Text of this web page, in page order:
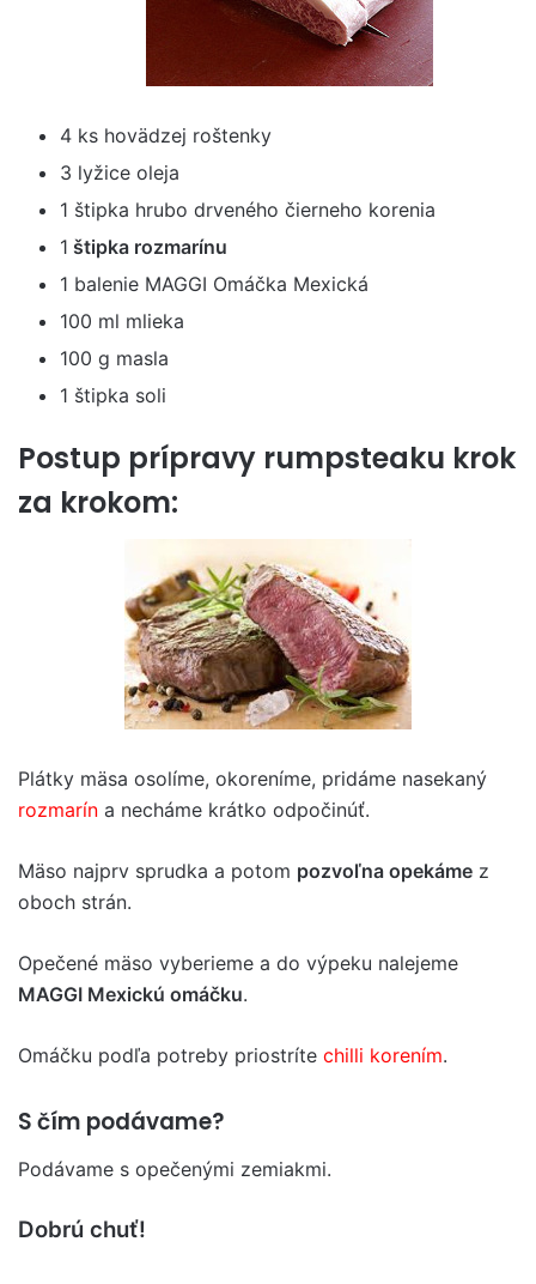
4 ks hovädzej roštenky
3 lyžice oleja
1 štipka hrubo drveného čierneho korenia
1 štipka rozmarínu
1 balenie MAGGI Omáčka Mexická
100 ml mlieka
100 g masla
1 štipka soli
Postup prípravy rumpsteaku krok
za krokom:
Plátky mäsa osolíme, okoreníme, pridáme nasekaný
rozmarín a necháme krátko odpočinúť.
Mäso najprv sprudka a potom pozvoľna opekáme z
oboch strán.
Opečené mäso vyberieme a do výpeku nalejeme
MAGGI Mexickú omáčku.
Omáčku podľa potreby priostríte chilli korením.
S čím podávame?
Podávame s opečenými zemiakmi.
Dobrú chuť!